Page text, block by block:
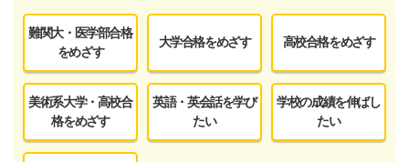
難関大・医学部合格
をめざす
大学合格をめざす 高校合格をめざす
美術系大学・高校合
格をめざす
英語・英会話を学び
たい
学校の成績を伸ばし
たい